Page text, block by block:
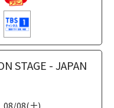
STAGE - JAPAN
08/08(土)